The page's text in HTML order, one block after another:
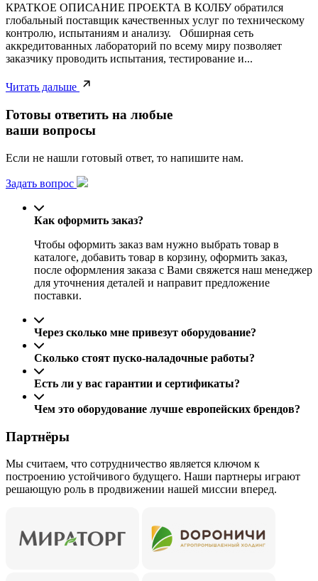
КРАТКОЕ ОПИСАНИЕ ПРОЕКТА В КОЛБУ обратился
глобальный поставщик качественных услуг по техническому
контролю, испытаниям и анализу. Обширная сеть
аккредитованных лабораторий по всему миру позволяет
заказчику проводить испытания, тестирование и...
Читать дальше
Готовы ответить на любые
ваши вопросы
Если не нашли готовый ответ, то напишите нам.
Задать вопрос
Как оформить заказ?
Чтобы оформить заказ вам нужно выбрать товар в
каталоге, добавить товар в корзину, оформить заказ,
после оформления заказа с Вами свяжется наш менеджер
для уточнения деталей и направит предложение
поставки.
Через сколько мне привезут оборудование?
Сколько стоят пуско-наладочные работы?
Есть ли у вас гарантии и сертификаты?
Чем это оборудование лучше европейских брендов?
Партнёры
Мы считаем, что сотрудничество является ключом к
построению устойчивого будущего. Наши партнеры играют
решающую роль в продвижении нашей миссии вперед.